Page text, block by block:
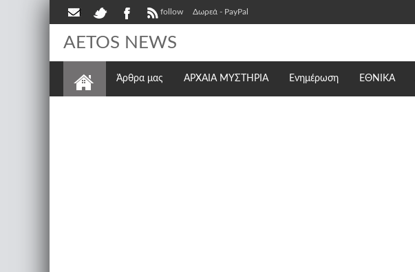
follow Δωρεά - PayPal
AETOS NEWS
Άρθρα μας ΑΡΧΑΙΑ ΜΥΣΤΗΡΙΑ Ενημέρωση ΕΘΝΙΚΆ